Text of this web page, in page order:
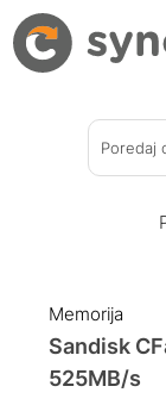
Poredaj
Memorija
Sandisk
525MB/s